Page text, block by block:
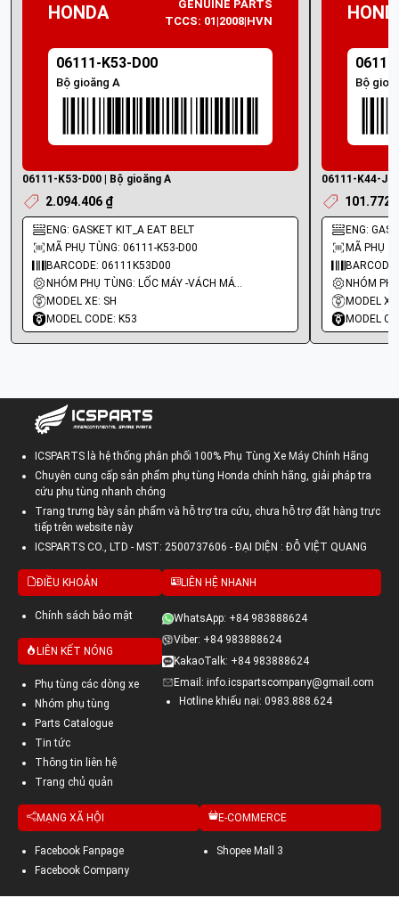
HONDA
GENUINE PARTS
TCCS: 01|2008|HVN
06111-K53-D00
Bộ gioăng A
06111-K53-D00 | Bộ gioăng A
2.094.406 ₫
ENG: GASKET KIT_A EAT BELT
MÃ PHỤ TÙNG: 06111-K53-D00
BARCODE: 06111K53D00
NHÓM PHỤ TÙNG: LỐC MÁY -VÁCH MÁY - GIOĂNG MÁY
MODEL XE: SH
MODEL CODE: K53
Bộ
06111-K44-
101.772
ENG:
MÃ PHỤ
MODEL
MODEL
ICSPARTS là hệ thống phân phối 100% Phụ Tùng Xe Máy Chính Hãng
Chuyên cung cấp sản phẩm phụ tùng Honda chính hãng, giải pháp tra
cứu phụ tùng nhanh chóng
Trang trưng bày sản phẩm và hỗ trợ tra cứu, chưa hỗ trợ đặt hàng trực
tiếp trên website này
ICSPARTS CO., LTD - MST: 2500737606 - ĐẠI DIỆN : ĐỖ VIỆT QUANG
ĐIỀU KHOẢN
Chính sách bảo mật
LIÊN KẾT NÓNG
Phụ tùng các dòng xe
Nhóm phụ tùng
Parts Catalogue
Tin tức
Thông tin liên hệ
Trang chủ quản
LIÊN HỆ NHANH
WhatsApp: +84 983888624
Viber: +84 983888624
KakaoTalk: +84 983888624
Email: info.icspartscompany@gmail.com
Hotline khiếu nại: 0983.888.624
MẠNG XÃ HỘI
Facebook Fanpage
Facebook Company
E-COMMERCE
Shopee Mall 3